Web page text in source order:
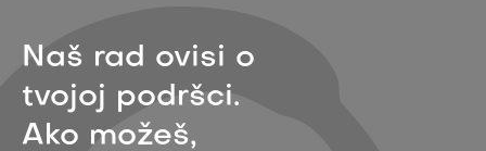
Naš rad ovisi o
tvojoj podršci.
Ako možeš,